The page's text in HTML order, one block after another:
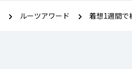
ルーツアワード 着想1週間で